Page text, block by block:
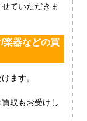
ていただきま
楽器などの買
ます。
取もお受けし